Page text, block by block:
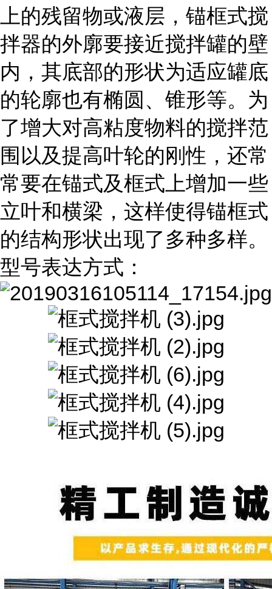
上的残留物或液层，锚框式搅
拌器的外廓要接近搅拌罐的壁
内，其底部的形状为适应罐底
的轮廓也有椭圆、锥形等。为
了增大对高粘度物料的搅拌范
围以及提高叶轮的刚性，还常
常要在锚式及框式上增加一些
立叶和横梁，这样使得锚框式
的结构形状出现了多种多样。
型号表达方式：